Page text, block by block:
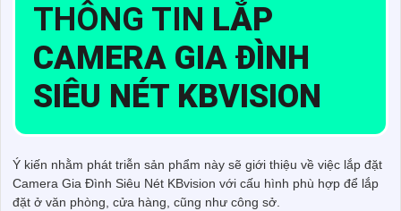
THÔNG TIN LẮP
CAMERA GIA ĐÌNH
SIÊU NÉT KBVISION
Ý kiến nhằm phát triễn sản phẩm này sẽ giới thiệu về việc lắp đặt
Camera Gia Đình Siêu Nét KBvision với cấu hình phù hợp để lắp
đặt ở văn phòng, cửa hàng, cũng như công sở.